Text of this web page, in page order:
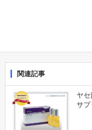
関連記事
ヤ
サプ